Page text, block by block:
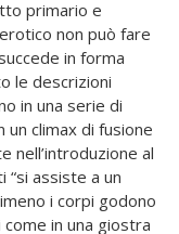
primario e
non può fare
in forma
le descrizioni
in una serie di
climax di fusione
nell’introduzione al
“si assiste a un
i corpi godono
in una giostra